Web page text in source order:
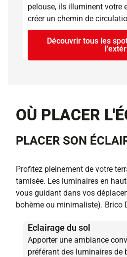
pelouse, ils illuminent votre
créer un chemin de
Découvrir tous les
OÙ PLACER
PLACER SON
Profitez pleinement de votre
tamisée. Les luminaires en
vous guidant dans vos
bohème ou minimaliste). Brico
Eclairage du sol
Apporter une ambiance
préférant des luminaires de